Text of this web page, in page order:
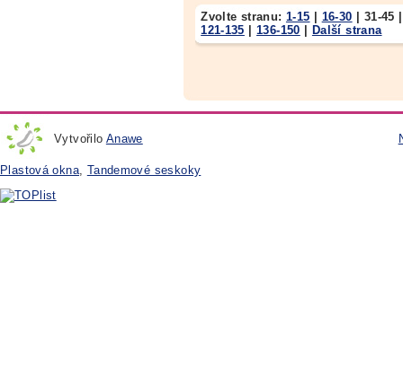
Zvolte stranu: 1-15 16-30 31-45
121-135 |136-150 Další strana
Vytvořilo Anawe
Plastová okna, Tandemové seskoky